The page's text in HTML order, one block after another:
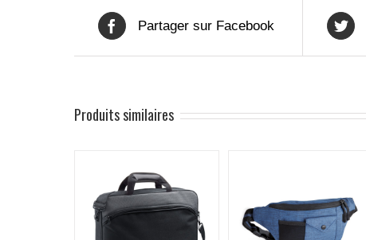
Partager sur Facebook
Produits similaires